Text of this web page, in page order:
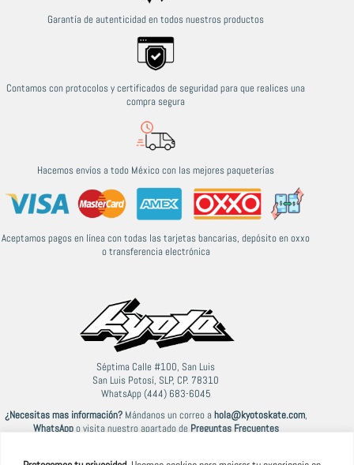
Garantía de autenticidad en todos nuestros productos
Contamos con protocolos y certificados de seguridad para que realices una
compra segura
Hacemos envíos a todo México con las mejores paqueterías
Aceptamos pagos en línea con todas las tarjetas bancarias, depósito en oxxo
o transferencia electrónica
Séptima Calle #100, San Luis
San Luis Potosí, SLP, CP. 78310
WhatsApp (444) 683-6045
¿Necesitas mas información?Mándanos un correo ahola@kyotoskate.com,
WhatsAppo visita nuestro apartado de Preguntas Frecuentes